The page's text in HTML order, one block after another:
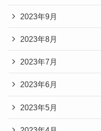
2023年9月
2023年8月
2023年7月
2023年6月
2023年5月